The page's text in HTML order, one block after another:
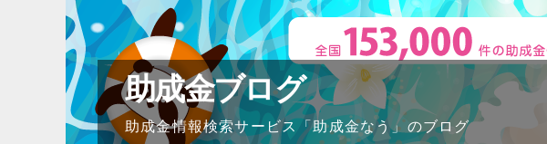
助成金ブログ
助成金情報検索サービス「助成金なう」のブログ